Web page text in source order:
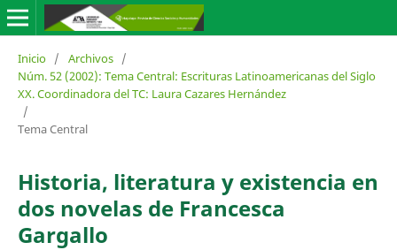
Inicio / Archivos /
Núm. 52 (2002): Tema Central: Escrituras Latinoamericanas del Siglo
XX. Coordinadora del TC: Laura Cazares Hernández
/
Tema Central
Historia, literatura y existencia en
dos novelas de Francesca
Gargallo